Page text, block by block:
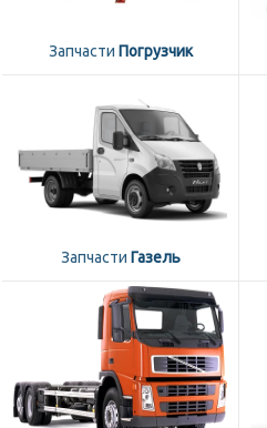
Запчасти Погрузчик
Запчасти Газель